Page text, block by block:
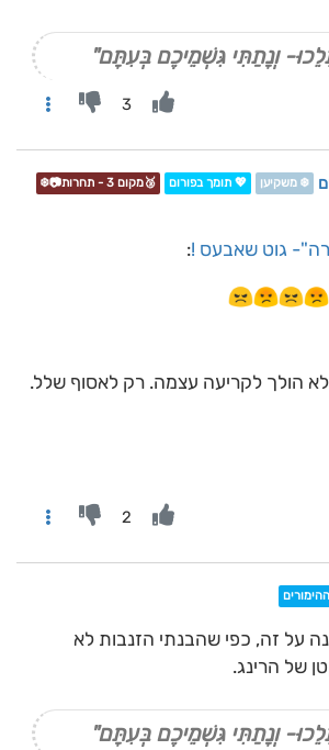
וְנָתַתִּי גִּשְׁמֵיכֶם בְּעִתָּם"
3
❄️ משקיען 💖 תומך בפורום 🥉מקום 3 - תחרות📷❄️
גוט שאבעס !:
לא הולך לקריעה עצמה. רק לאסוף שלל.
2
על זה, כפי שהבנתי הזנבות לא
של הרינג.
וְנָתַתִּי גִּשְׁמֵיכֶם בְּעִתָּם"